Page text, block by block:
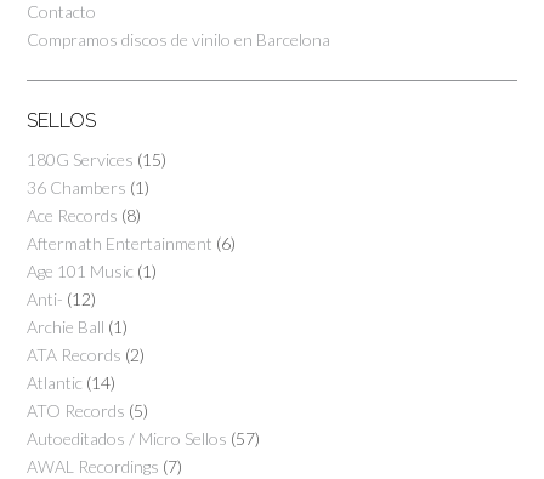
Contacto
Compramos discos de vinilo en Barcelona
SELLOS
180G Services (15)
36 Chambers (1)
Ace Records (8)
Aftermath Entertainment (6)
Age 101 Music (1)
Anti- (12)
Archie Ball (1)
ATA Records (2)
Atlantic (14)
ATO Records (5)
Autoeditados / Micro Sellos (57)
AWAL Recordings (7)